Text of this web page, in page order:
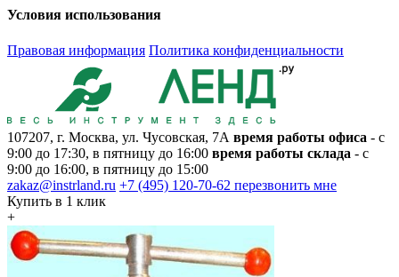
Условия использования
Правовая информация Политика конфиденциальности
107207, г. Москва, ул. Чусовская, 7А время работы офиса - с
9:00 до 17:30, в пятницу до 16:00 время работы склада - с
9:00 до 16:00, в пятницу до 15:00
zakaz@instrland.ru +7 (495) 120-70-62 перезвонить мне
Купить в 1 клик
+